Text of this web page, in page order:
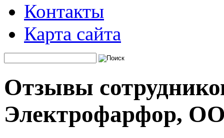
Контакты
Карта сайта
Отзывы
Электрофарфор,